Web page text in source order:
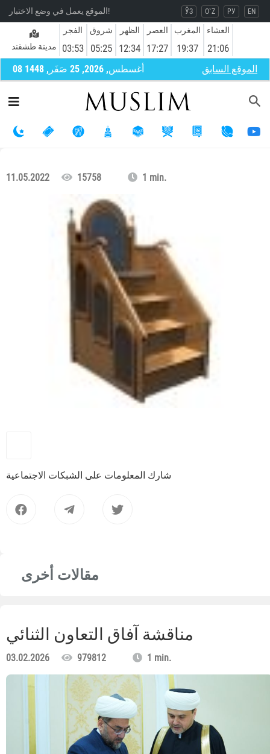
الموقع يعمل في وضع الاختبار! ЎЗ O`Z РУ EN
مدينة طشقند
الفجر
03:53
شروق
05:25
الظهر
12:34
العصر
17:27
المغرب
19:37
العشاء
21:06
08 أغسطس, 2026, 25 صَفَر, 1448 الموقع السابق
11.05.2022 15758 1 min.
شارك المعلومات على الشبكات الاجتماعية
مقالات أخرى
مناقشة آفاق التعاون الثنائي
03.02.2026 979812 1 min.